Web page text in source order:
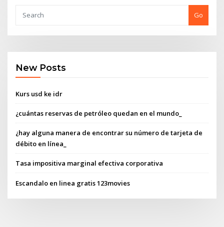
Go
New Posts
Kurs usd ke idr
¿cuántas reservas de petróleo quedan en el mundo_
¿hay alguna manera de encontrar su número de tarjeta de
débito en línea_
Tasa impositiva marginal efectiva corporativa
Escandalo en linea gratis 123movies